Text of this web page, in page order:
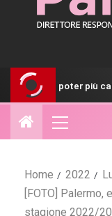
Home 2022
[FOTO]
stagione 2022/